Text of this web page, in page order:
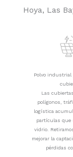
Hoya, Las
Polvo industrial
Las
polígonos,
logística
partículas que
vidrio.
mejorar la
pérdidas